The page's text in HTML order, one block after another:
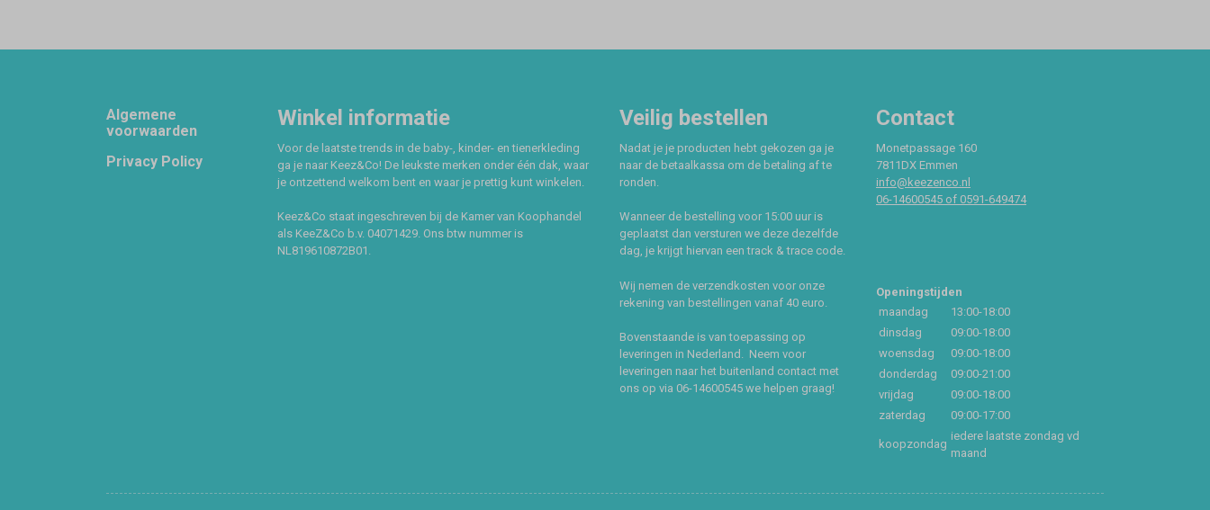
Footer
Algemene
voorwaarden
Privacy Policy
Winkel informatie
Voor de laatste trends in de baby-, kinder- en tienerkleding
ga je naar Keez&Co! De leukste merken onder één dak, waar
je ontzettend welkom bent en waar je prettig kunt winkelen.
Keez&Co staat ingeschreven bij de Kamer van Koophandel
als KeeZ&Co b.v. 04071429. Ons btw nummer is
NL819610872B01.
Veilig bestellen
Nadat je je producten hebt gekozen ga je
naar de betaalkassa om de betaling af te
ronden.
Wanneer de bestelling voor 15:00 uur is
geplaatst dan versturen we deze dezelfde
dag, je krijgt hiervan een track & trace code.
Wij nemen de verzendkosten voor onze
rekening van bestellingen vanaf 40 euro.
Bovenstaande is van toepassing op
leveringen in Nederland. Neem voor
leveringen naar het buitenland contact met
ons op via 06-14600545 we helpen graag!
Contact
Monetpassage 160
7811DX Emmen
info@keezenco.nl
06-14600545 of 0591-649474
Openingstijden
maandag
13:00-18:00
dinsdag
09:00-18:00
woensdag
09:00-18:00
donderdag
09:00-21:00
vrijdag
09:00-18:00
zaterdag
09:00-17:00
koopzondag
iedere laatste zondag vd
maand